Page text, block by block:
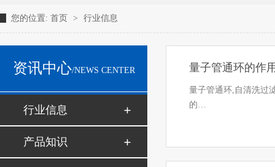
您的位置: 首页 > 行业信息
资讯中心/NEWS CENTER
行业信息
产品知识
量子管通环的作
量子管通环,自清洗过
的…